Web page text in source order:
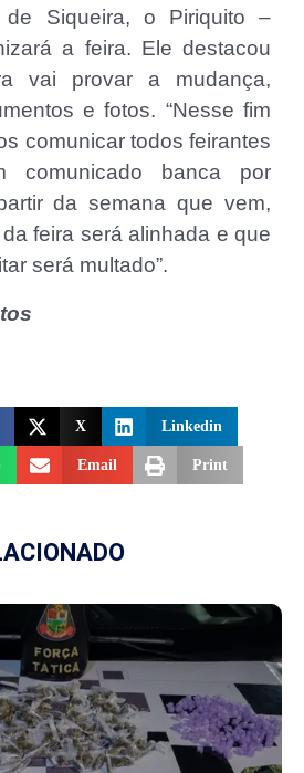
Siqueira, o Piriquito –
a feira. Ele destacou
vai provar a mudança,
e fotos. “Nesse fim
comunicar todos feirantes
comunicado banca por
da semana que vem,
feira será alinhada e que
será multado”.
X Linkedin
Email Print